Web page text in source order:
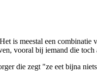
is meestal een
vooral bij iemand die toch
die zegt "ze eet bijna